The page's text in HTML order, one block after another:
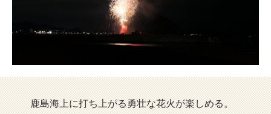
鹿島海上に打ち上がる勇壮な花火が楽しめる。